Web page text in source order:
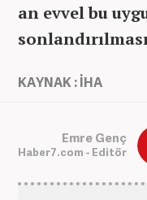
an evvel bu
KAYNAK : İHA
Emre Genç
Haber7.com - Editör